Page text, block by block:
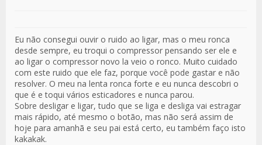
Eu não consegui ouvir o ruido ao ligar, mas o meu ronca
desde sempre, eu troqui o compressor pensando ser ele e
ao ligar o compressor novo la veio o ronco. Muito cuidado
com este ruido que ele faz, porque você pode gastar e não
resolver. O meu na lenta ronca forte e eu nunca descobri o
que é e toqui vários esticadores e nunca parou.
Sobre desligar e ligar, tudo que se liga e desliga vai estragar
mais rápido, até mesmo o botão, mas não será assim de
hoje para amanhã e seu pai está certo, eu também faço isto
kakakak.